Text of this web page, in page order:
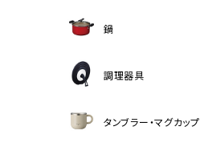
鍋
調理器具
タンブラー・マグカップ